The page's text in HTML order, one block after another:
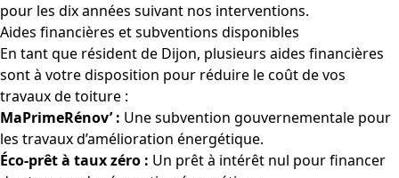
pour les dix années suivant nos interventions.
Aides financières et subventions disponibles
En tant que résident de Dijon, plusieurs aides financières
sont à votre disposition pour réduire le coût de vos
travaux de toiture :
MaPrimeRénov’ : Une subvention gouvernementale pour
les travaux d’amélioration énergétique.
Éco-prêt à taux zéro : Un prêt à intérêt nul pour financer